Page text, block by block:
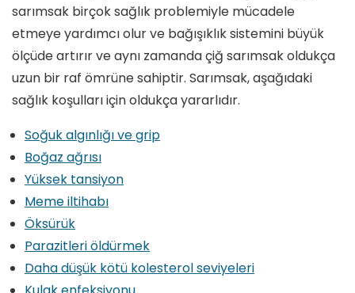
sarımsak birçok sağlık problemiyle mücadele
etmeye yardımcı olur ve bağışıklık sistemini büyük
ölçüde artırır ve aynı zamanda çiğ sarımsak oldukça
uzun bir raf ömrüne sahiptir. Sarımsak, aşağıdaki
sağlık koşulları için oldukça yararlıdır.
Soğuk algınlığı ve grip
Boğaz ağrısı
Yüksek tansiyon
Meme iltihabı
Öksürük
Parazitleri öldürmek
Daha düşük kötü kolesterol seviyeleri